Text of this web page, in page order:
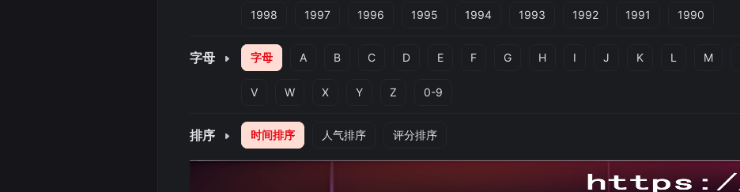
1998 1997 1996 1995 1994 1993 1992 1991 1990
字母 字母 A B C D E F G H I J K L M
V W X Y Z 0-9
排序 时间排序 人气排序 评分排序